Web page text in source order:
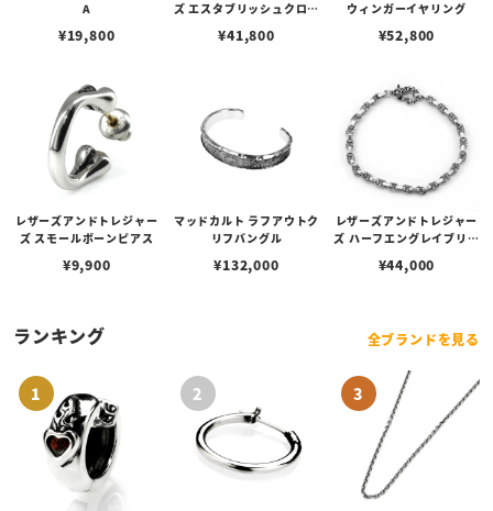
A
¥19,800
ズ エスタブリッシュクロス
モンド
¥41,800
ウィンガーイヤリング
¥52,800
レザーズアンドトレジャー
ズ スモールボーンピアス
¥9,900
マッドカルト ラフアウトク
リフバングル
¥132,000
レザーズアンドトレジャー
ズ ハーフエングレイブリン
8cm
¥44,000
ランキング 全ブランドを見る